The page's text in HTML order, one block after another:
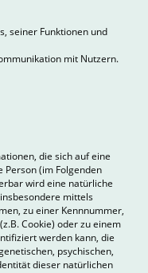
seiner Funktionen und
mit Nutzern.
die sich auf eine
(im Folgenden
wird eine natürliche
mittels
zu einer Kennnummer,
Cookie) oder zu einem
werden kann, die
psychischen,
dieser natürlichen